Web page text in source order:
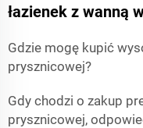
łazienek z wanną
Gdzie mogę kupić
prysznicowej?
Gdy chodzi o zakup
prysznicowej,